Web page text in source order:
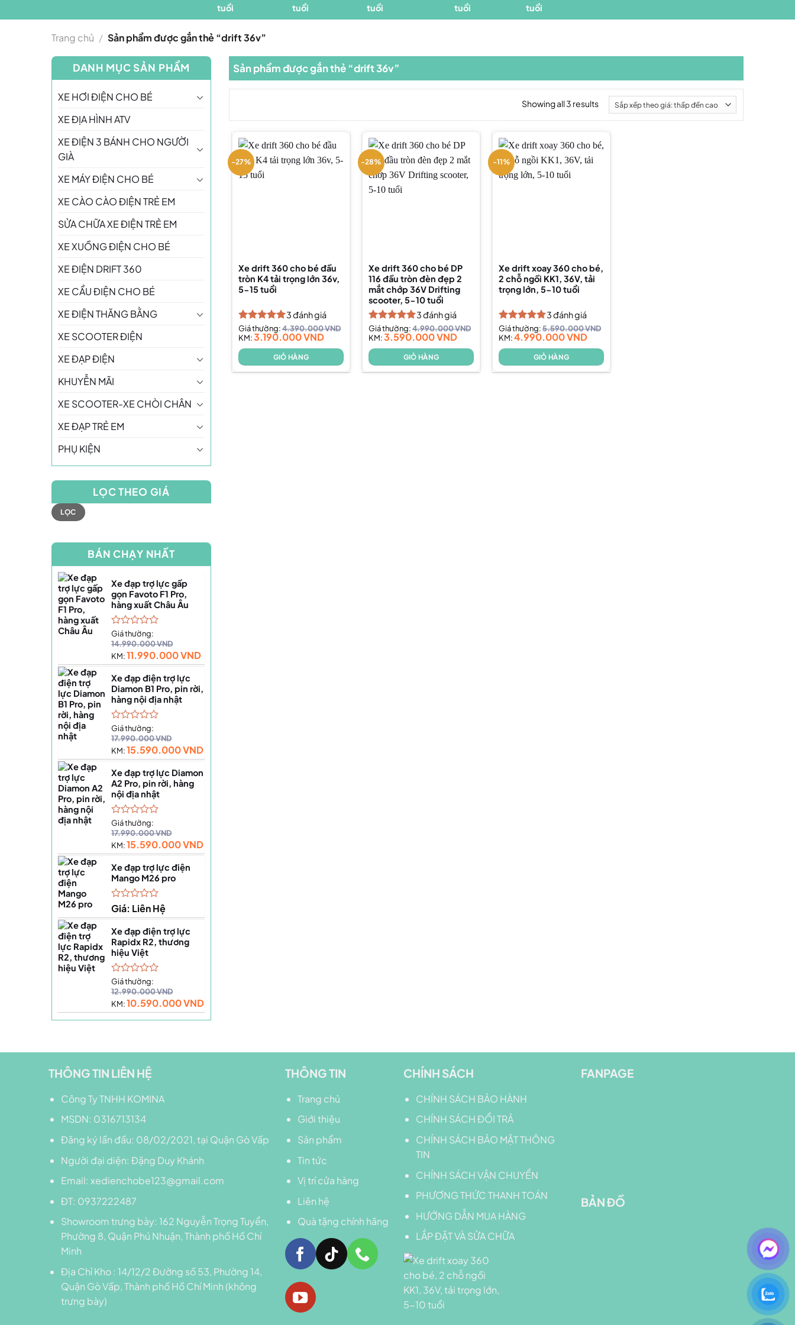
Trang chủ / Sản phẩm được gắn thẻ “drift 36v”
DANH MỤC SẢN PHẨM
XE HƠI ĐIỆN CHO BÉ
XE ĐỊA HÌNH ATV
XE ĐIỆN 3 BÁNH CHO NGƯỜI
GIÀ
XE MÁY ĐIỆN CHO BÉ
XE CÀO CÀO ĐIỆN TRẺ EM
SỬA CHỮA XE ĐIỆN TRẺ EM
XE XUỒNG ĐIỆN CHO BÉ
XE ĐIỆN DRIFT 360
XE CẨU ĐIỆN CHO BÉ
XE ĐIỆN THĂNG BẰNG
XE SCOOTER ĐIỆN
XE ĐẠP ĐIỆN
KHUYỄN MÃI
XE SCOOTER-XE CHÒI CHÂN
XE ĐẠP TRẺ EM
PHỤ KIỆN
LỌC THEO GIÁ
Giá
tối
thiểu
Giá
tối
đa
LỌC
BÁN CHẠY NHẤT
Xe đạp trợ lực gấp
gọn Favoto F1 Pro,
hàng xuất Châu Âu
Được
xếp
hạng
0
sao
Giá thường:
14.990.000VND
KM:11.990.000VND
Xe đạp điện trợ lực
Diamon B1 Pro, pin rời,
hàng nội địa nhật
Được
xếp
hạng
0
sao
Giá thường:
17.990.000VND
KM:15.590.000VND
Xe đạp trợ lực Diamon
A2 Pro, pin rời, hàng
nội địa nhật
Được
xếp
hạng
0
sao
Giá thường:
17.990.000VND
KM:15.590.000VND
Xe đạp trợ lực điện
Mango M26 pro
Được
xếp
0
5
sao
Giá: Liên Hệ
Xe đạp điện trợ lực
Rapidx R2, thương
hiệu Việt
Được
xếp
hạng
0
5
Giá thường:
12.990.000VND
KM:10.590.000VND
Sản phẩm được gắn thẻ “drift 36v”
Showing all 3 results
-27%
Xe drift 360 cho bé đầu
tròn K4 tải trọng lớn 36v,
5-15 tuổi
Được xếp
hạng5.00
5 sao
3đánh giá
Giá thường:4.390.000VND
KM:3.190.000VND
GIỎ HÀNG
-28%
Xe drift 360 cho bé DP
116 đầu tròn đèn đẹp 2
mắt chớp 36V Drifting
scooter, 5-10 tuổi
Được xếp
hạng5.00
5 sao
3đánh giá
Giá thường:4.990.000VND
KM:3.590.000VND
GIỎ HÀNG
-11%
Xe drift xoay 360 cho bé,
2 chỗ ngồi KK1, 36V, tải
trọng lớn, 5-10 tuổi
Được xếp
hạng5.00
5 sao
3đánh giá
Giá thường:5.590.000VND
KM:4.990.000VND
GIỎ HÀNG
THÔNG TIN LIÊN HỆ
Công Ty TNHH KOMINA
MSDN: 0316713134
Đăng ký lần đầu: 08/02/2021, tại Quận Gò Vấp
Người đại diện: Đặng Duy Khánh
Email: xedienchobe123@gmail.com
ĐT: 0937222487
Showroom trưng bày: 162 Nguyễn Trọng Tuyển,
Phường 8, Quận Phú Nhuận, Thành phố Hồ Chí
Minh
Địa Chỉ Kho : 14/12/2 Đường số 53, Phường 14,
Quận Gò Vấp, Thành phố Hồ Chí Minh (không
trưng bày)
THÔNG TIN
Trang chủ
Giới thiệu
Sản phẩm
Tin tức
Vị trí cửa hàng
Liên hệ
Quà tặng chính hãng
CHÍNH SÁCH
CHÍNH SÁCH BẢO HÀNH
CHÍNH SÁCH ĐỔI TRẢ
CHÍNH SÁCH BẢO MẬT THÔNG
TIN
CHÍNH SÁCH VẬN CHUYỂN
PHƯƠNG THỨC THANH TOÁN
HƯỚNG DẪN MUA HÀNG
LẮP ĐẶT VÀ SỬA CHỮA
FANPAGE
BẢN ĐỒ